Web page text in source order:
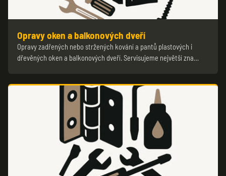
Opravy oken a balkonových dveří
Opravy zadřených nebo stržených kování a pantů plastových i
dřevěných oken a balkonových dveří. Servisujeme největší zna…